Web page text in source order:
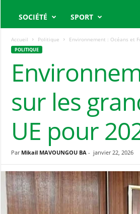
SOCIÉTÉ SPORT
Accueil Politique Environnement : Océans et
POLITIQUE
sur les
UE pour
Par Mikail MAVOUNGOU BA- janvier 22, 2026